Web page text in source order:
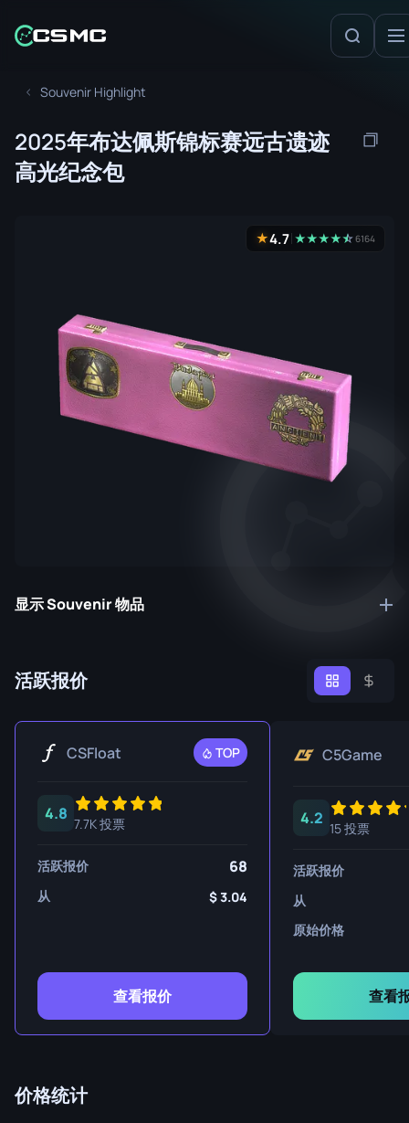
Souvenir Highlight
2025年布达佩斯锦标赛远古遗迹
高光纪念包
★4.7 ★★★★★
☆6164
显示 Souvenir 物品
活跃报价
CSFloat TOP
4.8
7.7K 投票
活跃报价 68
从 3.04
查看报价
C5Game
4.2
15 投票
活跃报价
从
原始价格
查看
价格统计